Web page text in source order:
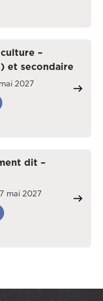
–
et secondaire
2027
dit –
mai 2027